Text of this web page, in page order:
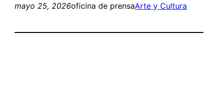
mayo 25, 2026oficina de prensaArte y Cultura